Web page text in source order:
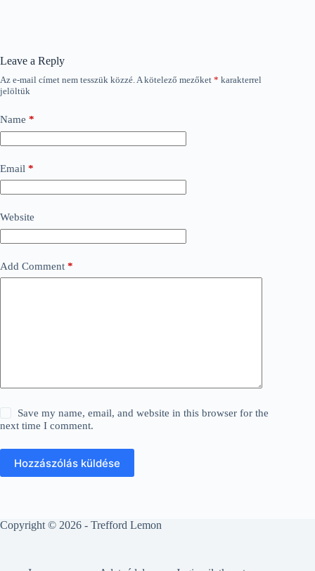
Leave a Reply
Az e-mail címet nem tesszük közzé.A kötelező mezőket * karakterrel
jelöltük
Name *
Email *
Website
Add Comment *
Save my name, email, and website in this browser for the
next time I comment.
Hozzászólás küldése
Copyright © 2026 - Trefford Lemon